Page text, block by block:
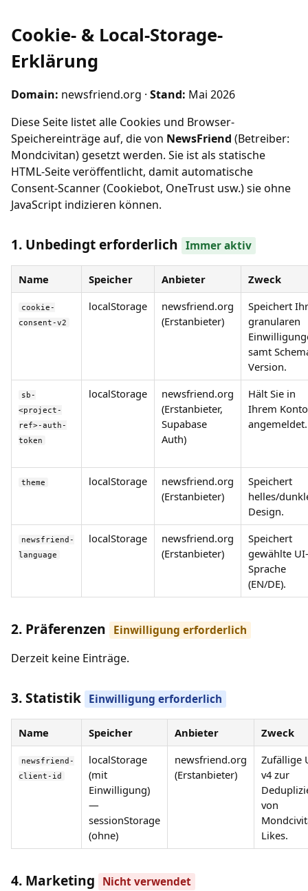
Cookie- & Local-Storage-
Erklärung
Domain: newsfriend.org · Stand: Mai 2026
Diese Seite listet alle Cookies und Browser-
Speichereinträge auf, die von NewsFriend (Betreiber:
Mondcivitan) gesetzt werden. Sie ist als statische
HTML-Seite veröffentlicht, damit automatische
Consent-Scanner (Cookiebot, OneTrust usw.) sie ohne
JavaScript indizieren können.
1. Unbedingt erforderlich Immer aktiv
Name Speicher Anbieter Zweck
cookie-
consent-v2
localStorage
newsfriend.org
(Erstanbieter)
Speichert
granularen
samt
Version.
sb-
<project-
ref>-auth-
token
localStorage
newsfriend.org
(Erstanbieter,
Supabase
Auth)
Hält Sie in
Ihrem Konto
angemeldet.
theme localStorage
newsfriend.org
(Erstanbieter)
Speichert
helles/
Design.
newsfriend-
language
localStorage
newsfriend.org
(Erstanbieter)
Speichert
gewählte UI-
Sprache
(EN/DE).
2. Präferenzen Einwilligung erforderlich
Derzeit keine Einträge.
3. Statistik Einwilligung erforderlich
Name Speicher Anbieter Zweck
newsfriend-
client-id
localStorage
(mit
Einwilligung)
—
sessionStorage
(ohne)
newsfriend.org
(Erstanbieter)
Zufällige
v4 zur
von
Likes.
4. Marketing Nicht verwendet